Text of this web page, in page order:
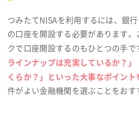
つみたてNISAを利用するには、銀
の口座を開設する必要があります。
クで口座開設するのもひとつの手で
ラインナップは充実しているか？
くらか？」といった大事なポイント
件がよい金融機関を選ぶことをおす